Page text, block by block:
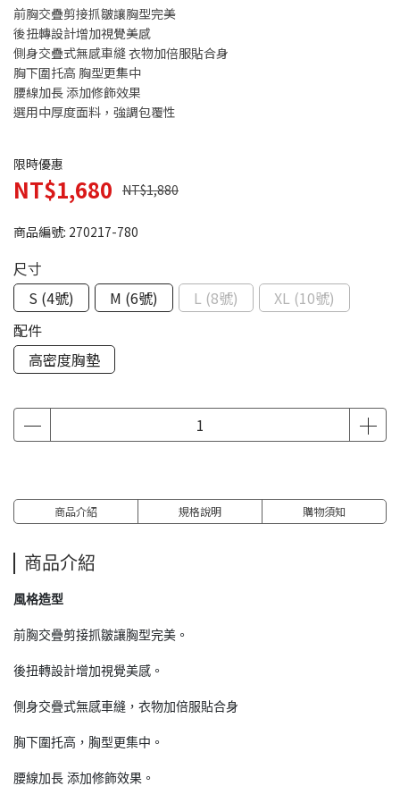
前胸交疊剪接抓皺讓胸型完美
後扭轉設計增加視覺美感
側身交疊式無感車縫 衣物加倍服貼合身
胸下圍托高 胸型更集中
腰線加長 添加修飾效果
選用中厚度面料，強調包覆性
限時優惠
NT$1,680 NT$1,880
商品編號: 270217-780
尺寸
S (4號)
M (6號) L (8號)
XL (10號)
配件
高密度胸墊
商品介紹 規格說明 購物須知
商品介紹
風格造型
前胸交疊剪接抓皺讓胸型完美。
後扭轉設計增加視覺美感。
側身交疊式無感車縫，衣物加倍服貼合身
胸下圍托高，胸型更集中。
腰線加長 添加修飾效果。